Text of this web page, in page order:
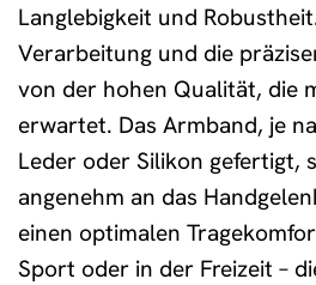
Langlebigkeit und
Verarbeitung und die
von der hohen Qualität, die
erwartet. Das Armband, je
Leder oder Silikon gefertigt,
angenehm an das
einen optimalen
Sport oder in der Freizeit –